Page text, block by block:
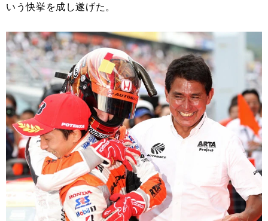
いう快挙を成し遂げた。